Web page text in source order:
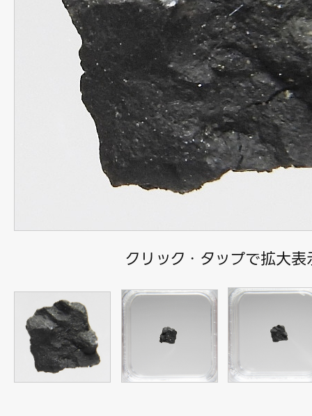
クリック・タップで拡大表